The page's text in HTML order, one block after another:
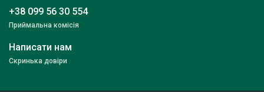
+38 099 56 30 554
Приймальна комісія
Написати нам
Скринька довіри